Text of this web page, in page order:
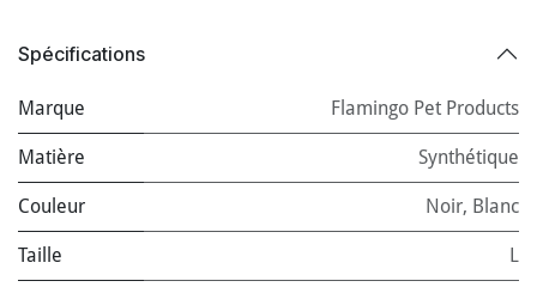
Spécifications
Marque Flamingo Pet Products
Matière Synthétique
Couleur Noir, Blanc
Taille L